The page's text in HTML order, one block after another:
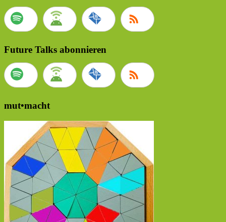
Future Talks abonnieren
mut•macht